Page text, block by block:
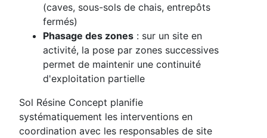
(caves, sous-sols de chais, entrepôts
fermés)
Phasage des zones : sur un site en
activité, la pose par zones successives
permet de maintenir une continuité
d'exploitation partielle
Sol Résine Concept planifie
systématiquement les interventions en
coordination avec les responsables de site